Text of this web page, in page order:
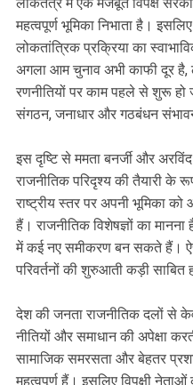
महत्वपूर्ण भूमिका निभाता है।
लोकतांत्रिक प्रक्रिया का
अगला आम चुनाव अभी काफी दूर है,
रणनीतियों पर काम पहले से शुरू हो
संगठन, जनाधार और गठबंधन
इस दृष्टि से ममता बनर्जी और
राजनीतिक परिदृश्य की तैयारी के
राष्ट्रीय स्तर पर अपनी भूमिका
हैं। राजनीतिक विशेषज्ञों का मानना
में कई नए समीकरण बन सकते हैं।
परिवर्तनों की शुरुआती कड़ी साबित
देश की जनता राजनीतिक दलों से
नीतियों और समाधान की अपेक्षा
सामाजिक समरसता और बेहतर
महत्वपूर्ण हैं। इसलिए विपक्षी